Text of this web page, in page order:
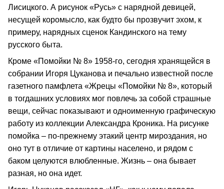
Лисицкого. А рисунок «Русь» с нарядной девицей,
несущей коромысло, как будто бы прозвучит эхом, к
примеру, нарядных сценок Кандинского на тему
русского быта.
Кроме «Помойки № 8» 1958-го, сегодня хранящейся в
собрании Игоря Цуканова и печально известной после
газетного памфлета «Жрецы «Помойки № 8», который
в тогдашних условиях мог повлечь за собой страшные
вещи, сейчас показывают и одноименную графическую
работу из коллекции Александра Кроника. На рисунке
помойка – по-прежнему этакий центр мироздания, но
оно тут в отличие от картины населено, и рядом с
баком целуются влюбленные. Жизнь – она бывает
разная, но она идет.